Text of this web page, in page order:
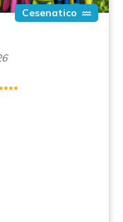
Cesenatico